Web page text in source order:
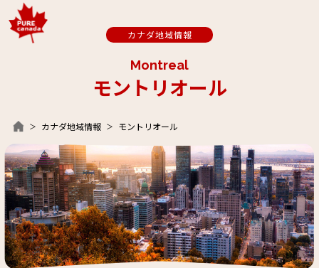
Montreal
モントリオール
カナダ地域情報 モントリオール
カナダ地域情報